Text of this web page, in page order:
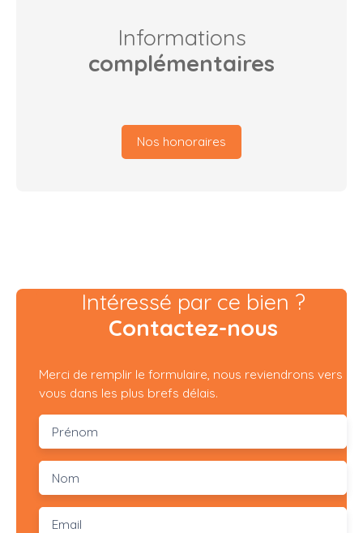
Informations
complémentaires
Nos honoraires
Intéressé par ce bien ?
Contactez-nous
Merci de remplir le formulaire, nous reviendrons vers
vous dans les plus brefs délais.
Prénom
Nom
Email